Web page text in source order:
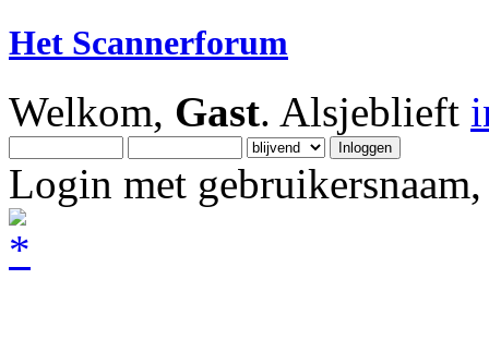
Het Scannerforum
Welkom, Gast. Alsjeblieft
Login met